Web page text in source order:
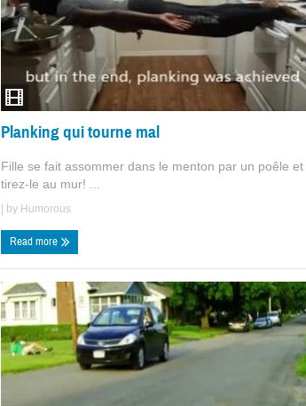
Planking qui tourne mal
Fille se fait assommer dans le menton par un poêle et
tirez-le au mur! ...
| by Humorous
Read more